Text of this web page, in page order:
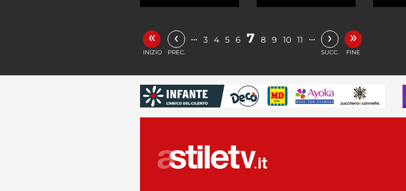
«
INIZIO
‹
PREC.
… 3 4 5 6 7 8 9 10 11 … ›
SUCC.
»
FINE